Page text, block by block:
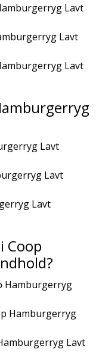
Lavt
Lavt
Lavt
Lavt
Lavt
Lavt
Coop
Hamburgerryg
Hamburgerryg
Lavt